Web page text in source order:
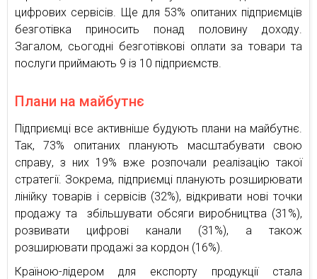
цифрових сервісів. Ще для 53% опитаних підприємців
безготівка приносить понад половину доходу.
Загалом, сьогодні безготівкові оплати за товари та
послуги приймають 9 із 10 підприємств.
Плани на майбутнє
Підприємці все активніше будують плани на майбутнє.
Так, 73% опитаних планують масштабувати свою
справу, з них 19% вже розпочали реалізацію такої
стратегії. Зокрема, підприємці планують розширювати
лінійку товарів і сервісів (32%), відкривати нові точки
продажу та збільшувати обсяги виробництва (31%),
розвивати цифрові канали (31%), а також
розширювати продажі за кордон (16%).
Країною-лідером для експорту продукції стала